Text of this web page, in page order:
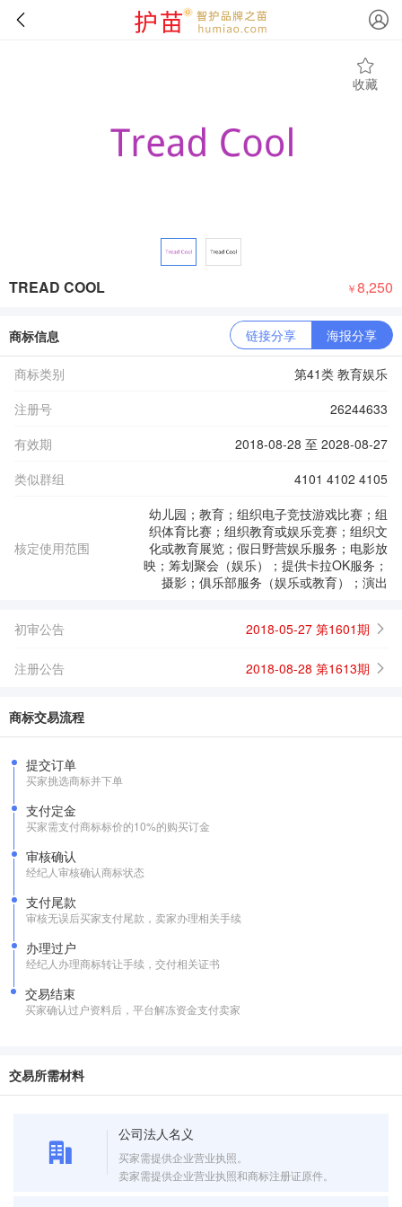
收藏
TREAD COOL ￥8,250
商标信息 链接分享 海报分享
商标类别
第41类 教育娱乐
注册号
26244633
有效期
2018-08-28 至 2028-08-27
类似群组
4101 4102 4105
核定使用范围
幼儿园；教育；组织电子竞技游戏比赛；组
织体育比赛；组织教育或娱乐竞赛；组织文
化或教育展览；假日野营娱乐服务；电影放
映；筹划聚会（娱乐）；提供卡拉OK服务；
摄影；俱乐部服务（娱乐或教育）；演出
初审公告 2018-05-27 第1601期
注册公告 2018-08-28 第1613期
商标交易流程
提交订单
买家挑选商标并下单
支付定金
买家需支付商标标价的10%的购买订金
审核确认
经纪人审核确认商标状态
支付尾款
审核无误后买家支付尾款，卖家办理相关手续
办理过户
经纪人办理商标转让手续，交付相关证书
交易结束
买家确认过户资料后，平台解冻资金支付卖家
交易所需材料
公司法人名义
买家需提供企业营业执照。
卖家需提供企业营业执照和商标注册证原件。